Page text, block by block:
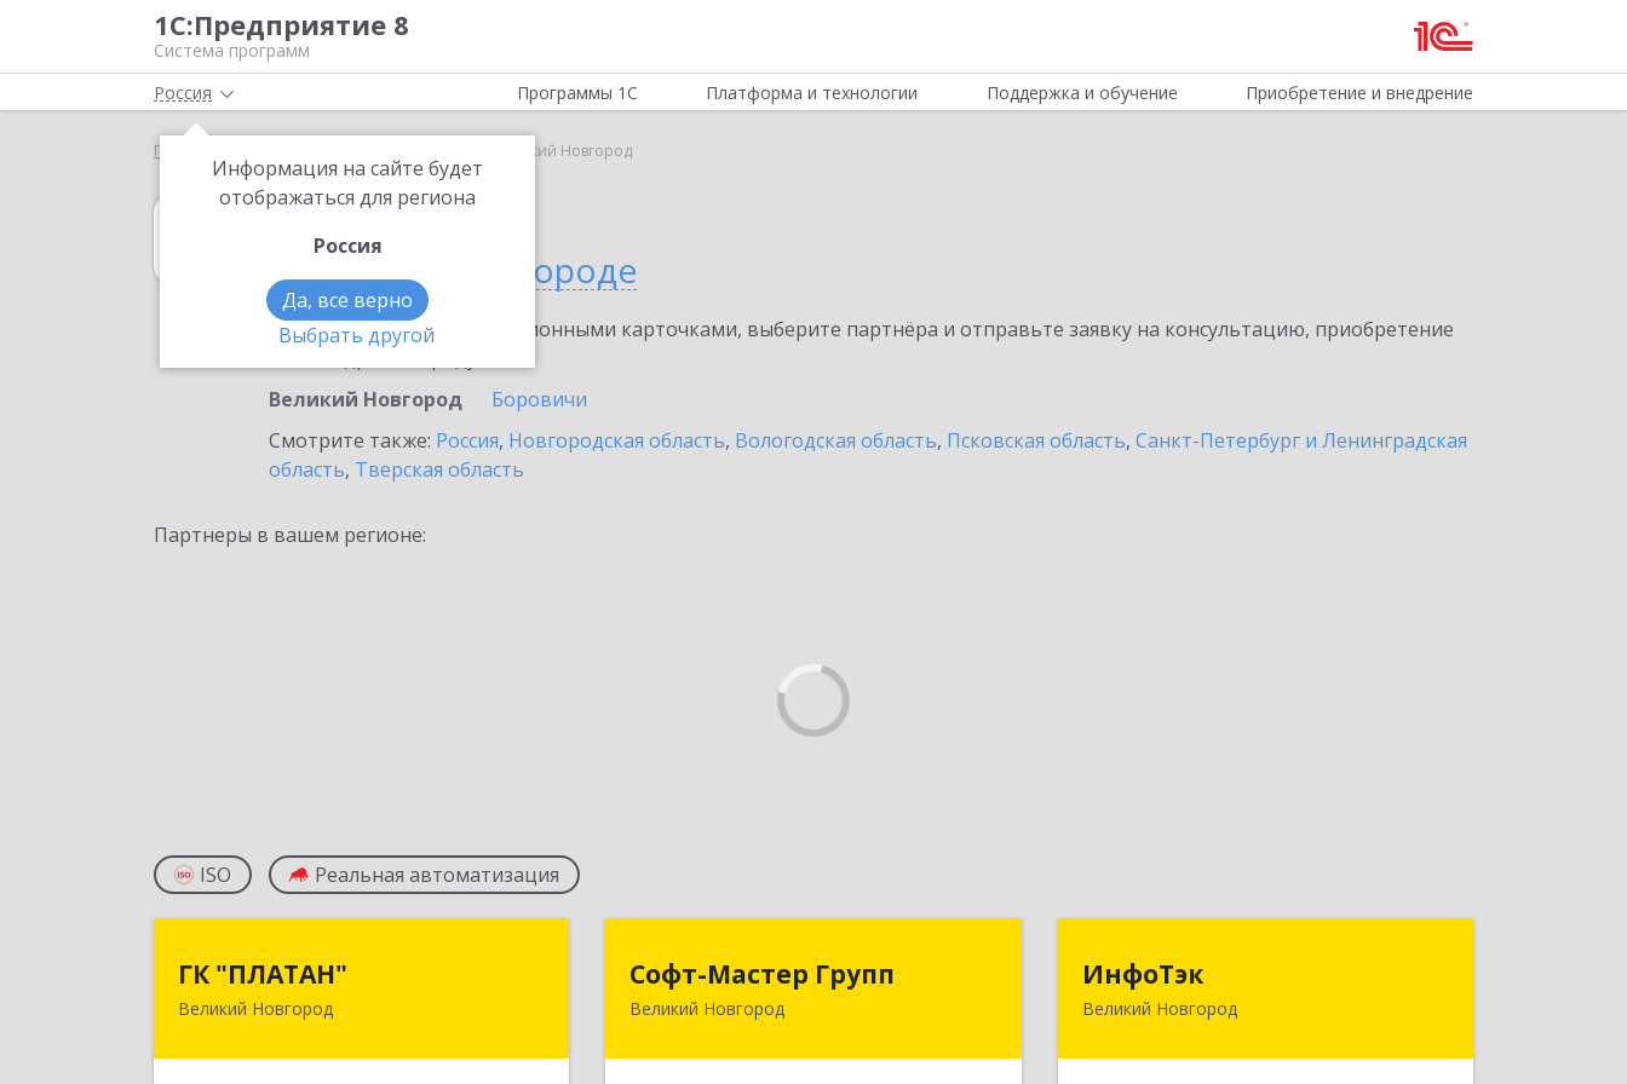
1С:Предприятие 8
Система программ
Россия
Информация на сайте будет
отображаться для региона
Россия
Да, все верно
Выбрать другой
Программы 1С Платформа и технологии Поддержка и обучение Приобретение и внедрение
Главная Великий Новгород
1С:Розница
в Великом Новгороде
Ознакомьтесь с информационными карточками, выберите партнёра и отправьте заявку на консультацию, приобретение
Великий Новгород
Боровичи
Смотрите также: Россия, Новгородская область, Вологодская область, Псковская область, Санкт-Петербург и Ленинградская
область, Тверская область
Партнеры в вашем регионе:
ISO Реальная автоматизация
ГК "ПЛАТАН"
Великий Новгород
173003, Новгородская обл, Великий
Софт-Мастер Групп
Великий Новгород
173000, Новгородская обл, Великий
ИнфоТэк
Великий Новгород
173003, Новгородская обл, Великий